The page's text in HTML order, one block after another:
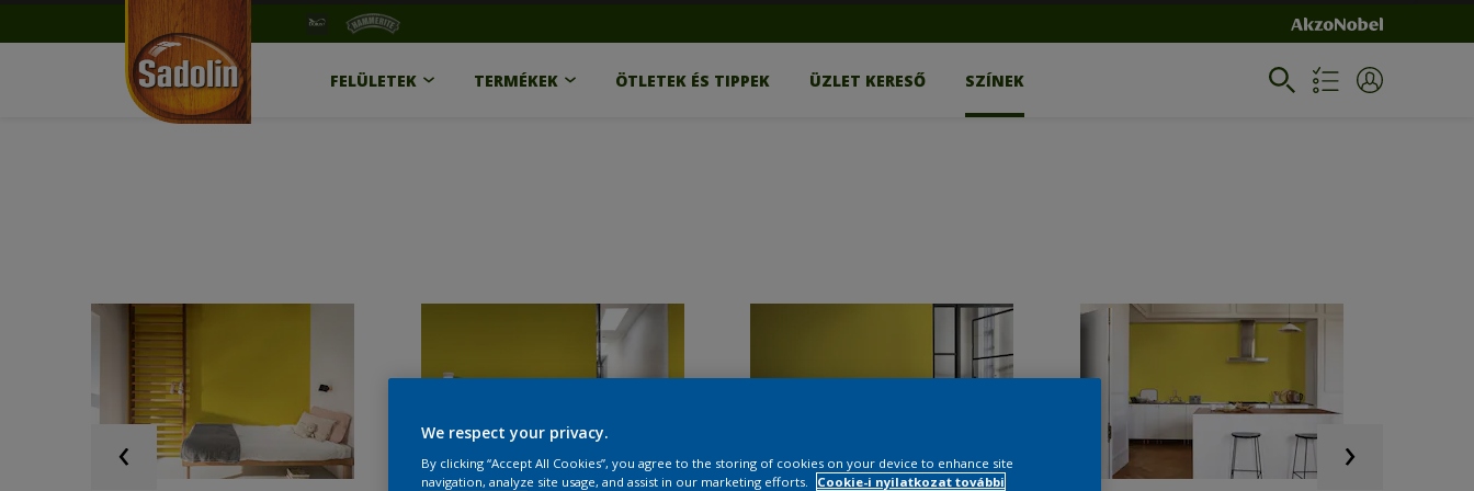
FELÜLETEK TERMÉKEK ÖTLETEK ÉS TIPPEK ÜZLET KERESŐ SZÍNEK
We respect your privacy.
By clicking “Accept All Cookies”, you agree to the storing of cookies on your device to enhance site
navigation, analyze site usage, and assist in our marketing efforts.
Cookie-i nyilatkozat további